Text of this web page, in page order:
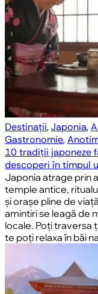
Destinații,Japonia,
Gastronomie,
10 tradiții japoneze
descoperi în timpul
Japonia atrage prin
temple antice,
și orașe pline de
amintiri se leagă de
locale. Poți traversa
te poți relaxa în băi